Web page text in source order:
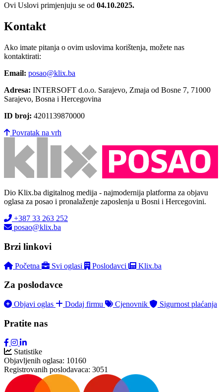
Ovi Uslovi primjenjuju se od 04.10.2025.
Kontakt
Ako imate pitanja o ovim uslovima korištenja, možete nas
kontaktirati:
Email: posao@klix.ba
Adresa: INTERSOFT d.o.o. Sarajevo, Zmaja od Bosne 7, 71000
Sarajevo, Bosna i Hercegovina
ID broj: 4201139870000
Povratak na vrh
Dio Klix.ba digitalnog medija - najmodernija platforma za objavu
oglasa za posao i pronalaženje zaposlenja u Bosni i Hercegovini.
+387 33 263 252
posao@klix.ba
Brzi linkovi
Početna Svi oglasi Poslodavci Klix.ba
Za poslodavce
Objavi oglas Dodaj firmu Cjenovnik Sigurnost plaćanja
Pratite nas
Statistike
Objavljenih oglasa: 10160
Registrovanih poslodavaca: 3051